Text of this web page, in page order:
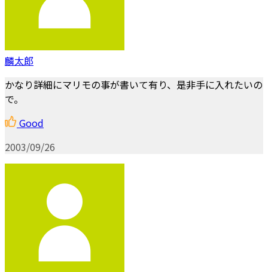
麟太郎
かなり詳細にマリモの事が書いて有り、是非手に入れたいの
で。
Good
2003/09/26